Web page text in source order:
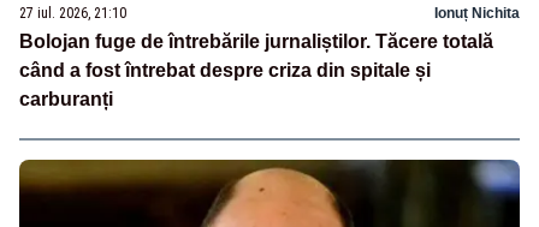
27 iul. 2026, 21:10 Ionuț Nichita
Bolojan fuge de întrebările jurnaliștilor. Tăcere totală
când a fost întrebat despre criza din spitale și
carburanți